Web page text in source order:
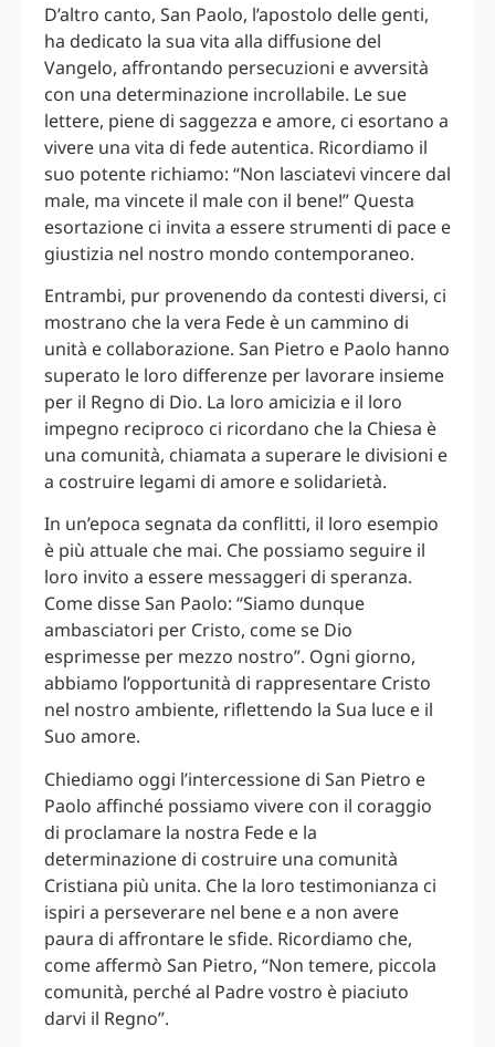
D’altro canto, San Paolo, l’apostolo delle genti,
ha dedicato la sua vita alla diffusione del
Vangelo, affrontando persecuzioni e avversità
con una determinazione incrollabile. Le sue
lettere, piene di saggezza e amore, ci esortano a
vivere una vita di fede autentica. Ricordiamo il
suo potente richiamo: “Non lasciatevi vincere dal
male, ma vincete il male con il bene!” Questa
esortazione ci invita a essere strumenti di pace e
giustizia nel nostro mondo contemporaneo.
Entrambi, pur provenendo da contesti diversi, ci
mostrano che la vera Fede è un cammino di
unità e collaborazione. San Pietro e Paolo hanno
superato le loro differenze per lavorare insieme
per il Regno di Dio. La loro amicizia e il loro
impegno reciproco ci ricordano che la Chiesa è
una comunità, chiamata a superare le divisioni e
a costruire legami di amore e solidarietà.
In un’epoca segnata da conflitti, il loro esempio
è più attuale che mai. Che possiamo seguire il
loro invito a essere messaggeri di speranza.
Come disse San Paolo: “Siamo dunque
ambasciatori per Cristo, come se Dio
esprimesse per mezzo nostro”. Ogni giorno,
abbiamo l’opportunità di rappresentare Cristo
nel nostro ambiente, riflettendo la Sua luce e il
Suo amore.
Chiediamo oggi l’intercessione di San Pietro e
Paolo affinché possiamo vivere con il coraggio
di proclamare la nostra Fede e la
determinazione di costruire una comunità
Cristiana più unita. Che la loro testimonianza ci
ispiri a perseverare nel bene e a non avere
paura di affrontare le sfide. Ricordiamo che,
come affermò San Pietro, “Non temere, piccola
comunità, perché al Padre vostro è piaciuto
darvi il Regno”.